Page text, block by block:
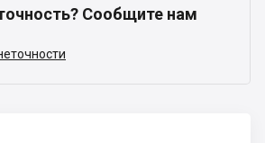
Сообщите нам